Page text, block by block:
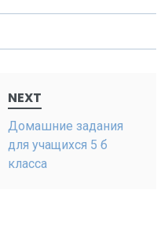
NEXT
Домашние задания
для учащихся 5 б
класса